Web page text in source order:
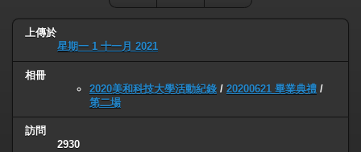
上傳於
星期一 1 十一月 2021
相冊
2020美和科技大學活動紀錄 / 20200621 畢業典禮 /
第二場
訪問
2930